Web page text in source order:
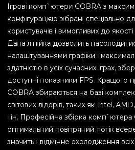
Ігрові комп`ютери COBRA з
конфігурацією зібрані спеціально
користувачів і вимогливих до
Дана лінійка дозволить
налаштуваннями графіки і
здатністю в усіх сучасних іграх,
доступні показники FPS. Кращого
COBRA збираються на базі
світових лідерів, таких як Intel,
і ін. Професійна збірка
оптимальний повітряний потік
значить і відмінне охолодження